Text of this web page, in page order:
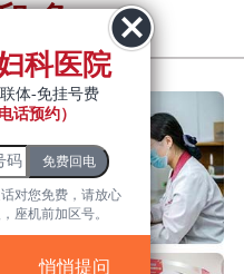
象
科医院
体-免挂号费
话预约）
对您免费，请放心
座机前加区号。
悄悄提问